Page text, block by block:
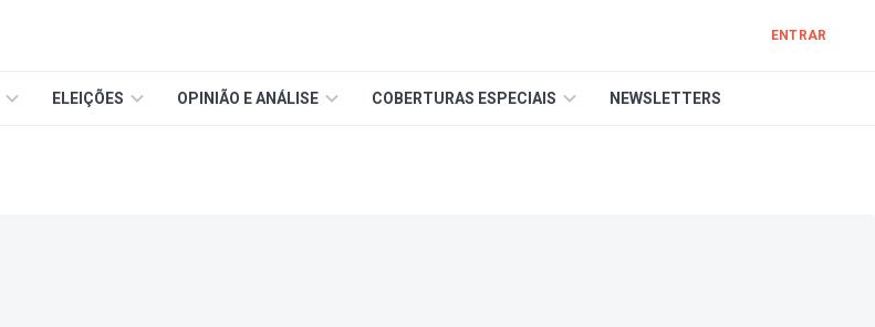
ENTRAR
ELEIÇÕES OPINIÃO E ANÁLISE COBERTURAS ESPECIAIS NEWSLETTERS